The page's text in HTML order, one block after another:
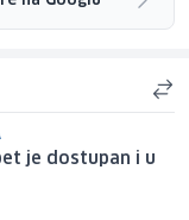
je dostupan i u